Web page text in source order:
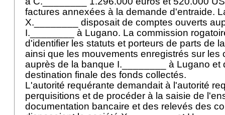
factures annexées à la demande d'entraide.
X.________ disposait de comptes ouverts
I.________ à Lugano. La commission
d'identifier les statuts et porteurs de parts de
ainsi que les mouvements enregistrés sur les
auprès de la banque I.________ à Lugano et
destination finale des fonds collectés.
L'autorité requérante demandait à l'autorité
perquisitions et de procéder à la saisie de
documentation bancaire et des relevés des